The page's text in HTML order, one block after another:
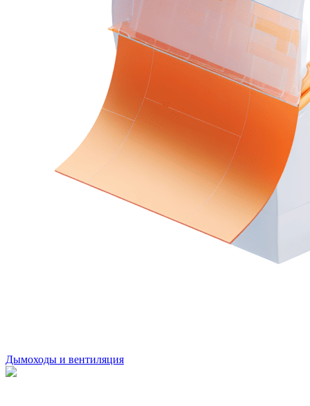
Дымоходы и вентиляция